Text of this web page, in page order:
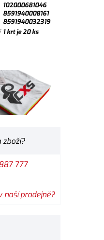
102000681046
8591940008161
8591940032319
1krt je20ks
zboží?
777
naší prodejně?